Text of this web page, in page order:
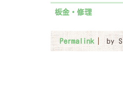
板金・修理
Permalink by S